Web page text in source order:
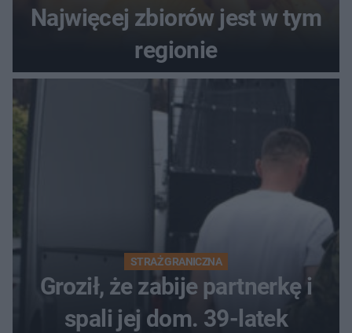
Najwięcej zbiorów jest w tym
regionie
STRAŻ GRANICZNA
Groził, że zabije partnerkę i
spali jej dom. 39-latek